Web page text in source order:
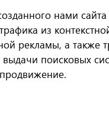
нами
из
рекламы, а также
поисковых